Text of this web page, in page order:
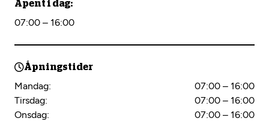
Åpent i dag:
07:00 – 16:00
Åpningstider
Mandag:
07:00 – 16:00
Tirsdag:
07:00 – 16:00
Onsdag:
07:00 – 16:00